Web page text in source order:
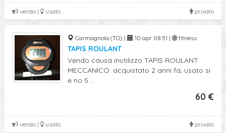
privato
vendo | usato
Carmagnola (TO) | 10 apr 08:51 | fitness
TAPIS ROULANT
Vendo causa inutilizzo TAPIS ROULANT
MECCANICO. acquistato 2 anni fa, usato si
e no 5 ...
60 €
privato
vendo | usato